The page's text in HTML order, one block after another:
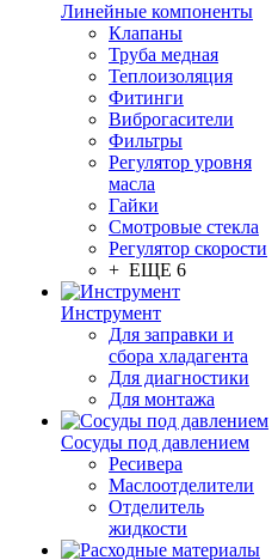
Линейные компоненты
Клапаны
Труба медная
Теплоизоляция
Фитинги
Виброгасители
Фильтры
Регулятор уровня
масла
Гайки
Смотровые стекла
Регулятор скорости
+ ЕЩЕ 6
Инструмент
Для заправки и
сбора хладагента
Для диагностики
Для монтажа
Сосуды под давлением
Ресивера
Маслоотделители
Отделитель
жидкости